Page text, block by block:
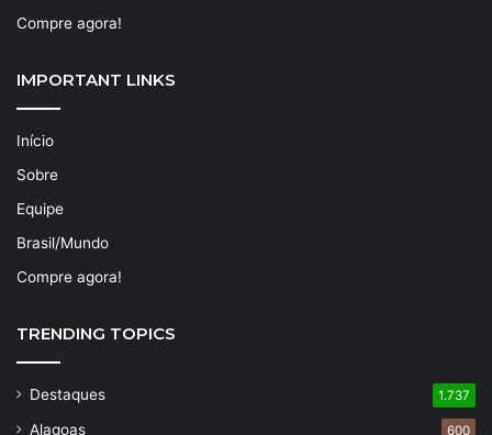
Compre agora!
IMPORTANT LINKS
Início
Sobre
Equipe
Brasil/Mundo
Compre agora!
TRENDING TOPICS
Destaques 1.737
Alagoas 600